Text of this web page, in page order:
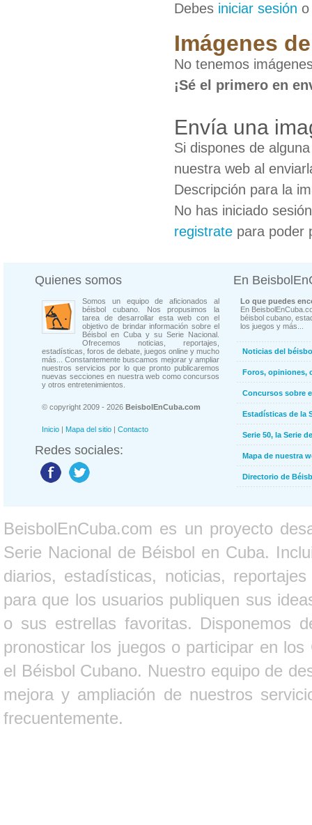
Debes iniciar sesión
Imágenes
No tenemos
¡Sé el primero en
Envía una
Si dispones de
nuestra web al
Descripción para la
No has iniciado
registrate para poder
Quienes somos
Somos un equipo de aficionados al
béisbol cubano. Nos propusimos la
tarea de desarrollar esta web con el
objetivo de brindar información sobre el
Béisbol en Cuba y su Serie Nacional.
Ofrecemos noticias, reportajes,
estadísticas, foros de debate, juegos online y mucho
más... Constantemente buscamos mejorar y ampliar
nuestros servicios por lo que pronto publicaremos
nuevas secciones en nuestra web como concursos
y otros entretenimientos.
© copyright 2009 - 2026 BeisbolEnCuba.com
Inicio | Mapa del sitio | Contacto
Redes sociales:
En
Lo que puedes
En
béisbol cubano,
los juegos y más...
Noticias del
Foros, opiniones,
Concursos sobre
Estadísticas de la
Serie 50, la Serie
Mapa de nuestra
Directorio de
BeisbolEnCuba.com es un proyecto
Serie Nacional de Béisbol en Cuba.
diarios, estadísticas, noticias,
para que los usuarios publiquen sus
o sus estrellas favoritas. Disponemos
pronosticar los juegos o participar en
el Béisbol Cubano. Nuestro equipo de
mejora y ampliación de nuestros
frecuentemente.